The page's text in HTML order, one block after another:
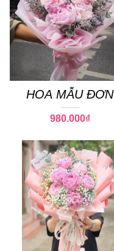
HOA MẪU ĐƠN
PEONY 02
980.000₫